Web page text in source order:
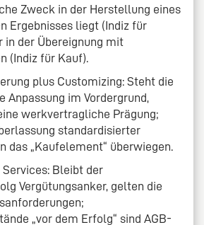
Zweck in der Herstellung eines
Ergebnisses liegt (Indiz für
in der Übereignung mit
(Indiz für Kauf).
plus Customizing: Steht die
Anpassung im Vordergrund,
werkvertragliche Prägung;
standardisierter
das „Kaufelement“ überwiegen.
Bleibt der
Vergütungsanker, gelten die
„vor dem Erfolg“ sind AGB-